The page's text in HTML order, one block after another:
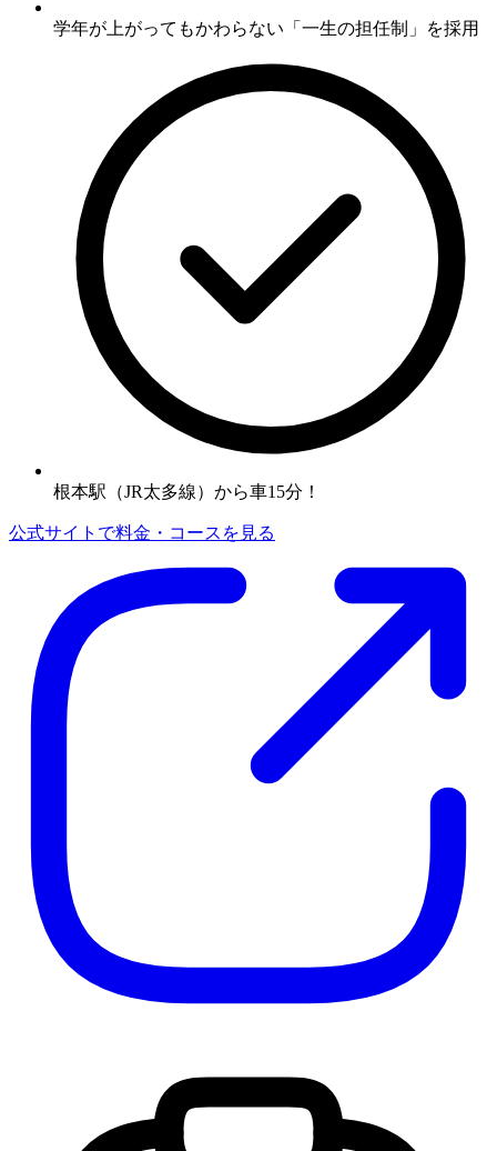
学年が上がってもかわらない 「一生の担任制」 を採用
根本駅（JR太多線）から車15分！
公式サイトで料金・コースを見る